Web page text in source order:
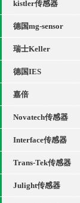
kistler传感器
德国mg-sensor
瑞士Keller
德国IES
嘉倍
Novatech传感器
Interface传感器
Trans-Tek传感器
Julight传感器